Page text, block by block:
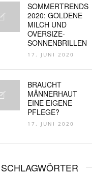
SOMMERTRENDS
2020: GOLDENE
MILCH UND
OVERSIZE-
SONNENBRILLEN
17. JUNI 2020
BRAUCHT
MÄNNERHAUT
EINE EIGENE
PFLEGE?
17. JUNI 2020
SCHLAGWÖRTER